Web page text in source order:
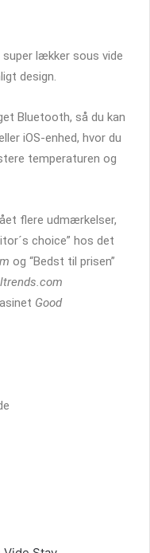
lækker sous vide
design.
Bluetooth, så du kan
iOS-enhed, hvor du
temperaturen og
flere udmærkelser,
choice” hos det
og “Bedst til prisen”
Good